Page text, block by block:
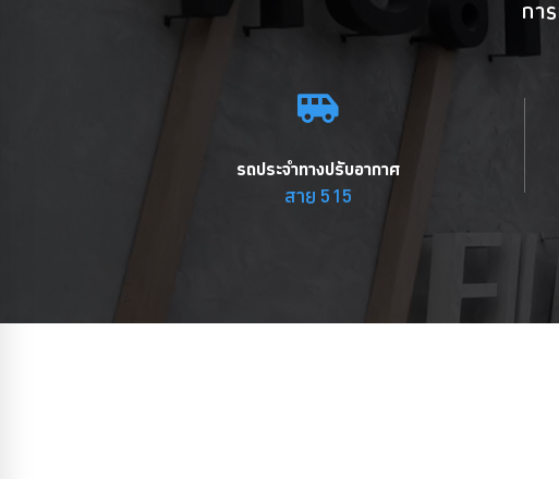
กา
รถประจำทางปรับอากาศ
สาย 515